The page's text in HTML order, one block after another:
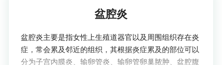
盆腔炎
盆腔炎主要是指女性上生殖道器官以及周围组织存在炎
症，常会累及邻近的组织，其根据炎症累及的部位可以
分为子宫内膜炎、输卵管炎、输卵管卵巢脓肿、盆腔腹